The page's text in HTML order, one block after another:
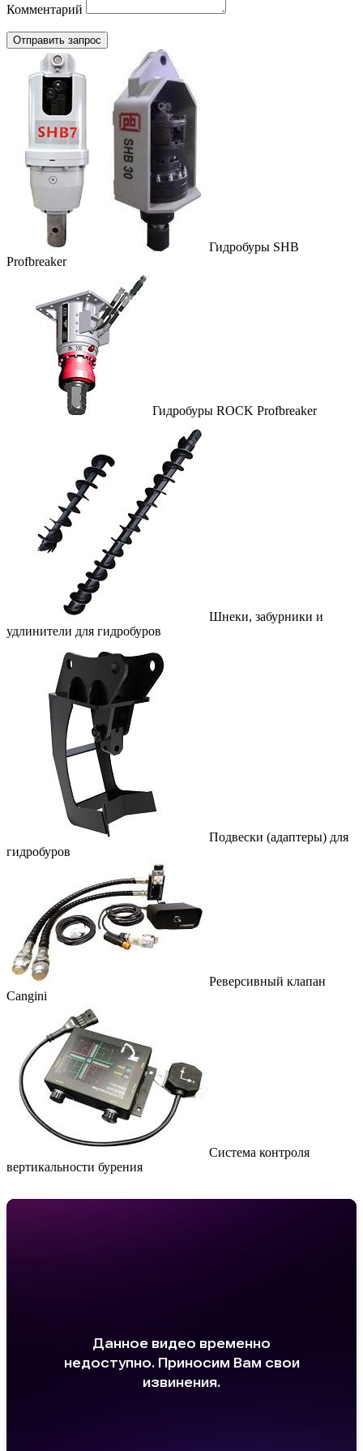
Комментарий
Гидробуры SHB
Profbreaker
Гидробуры ROCK Profbreaker
Шнеки, забурники и
удлинители для гидробуров
Подвески (адаптеры) для
гидробуров
Реверсивный клапан
Cangini
Система контроля
вертикальности бурения